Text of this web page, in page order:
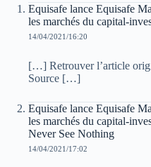
Equisafe lance Equisafe
les marchés du capital-
14/04/2021/16:20
[…] Retrouver l’article
Source […]
Equisafe lance Equisafe
les marchés du capital-
Never See Nothing
14/04/2021/17:02